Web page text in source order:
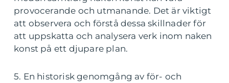
provocerande och utmanande. Det är viktigt
att observera och förstå dessa skillnader för
att uppskatta och analysera verk inom naken
konst på ett djupare plan.
5. En historisk genomgång av för- och